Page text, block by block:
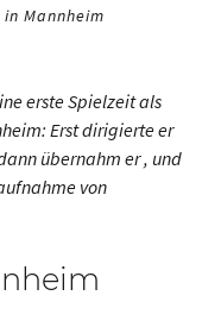
Mannheim
erste Spielzeit als
Erst dirigierte er
übernahm er , und
von